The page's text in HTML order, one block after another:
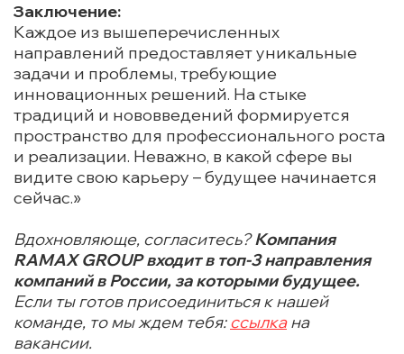
Заключение:
Каждое из вышеперечисленных
направлений предоставляет уникальные
задачи и проблемы, требующие
инновационных решений. На стыке
традиций и нововведений формируется
пространство для профессионального роста
и реализации. Неважно, в какой сфере вы
видите свою карьеру – будущее начинается
сейчас.»
Вдохновляюще, согласитесь?Компания
RAMAX GROUP входит в топ-3 направления
компаний в России, за которыми будущее.
Если ты готов присоединиться к нашей
команде, то мы ждем тебя:ссылкана
вакансии.